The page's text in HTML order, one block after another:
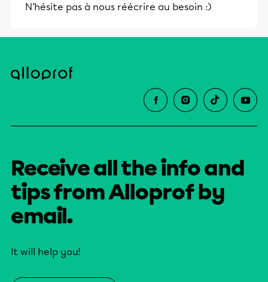
éducative.
N'hésite pas à nous réécrire au besoin :)
Receive all the info and
tips from Alloprof by
email.
It will help you!